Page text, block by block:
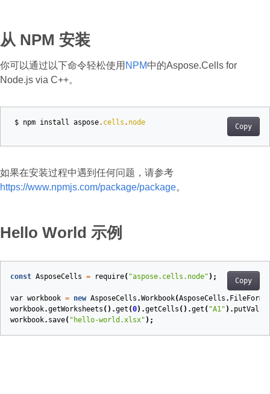
从 NPM 安装
你可以通过以下命令轻松使用 NPМ中的Aspose.Cells for
Node.js via C++。
Copy
$ npm install aspose. cells . node
如果在安装过程中遇到任何问题，请参考
https://www.npmjs.com/package/package。
Hello World 示例
Copy
const AsposeCells = require( "aspose.cells.node" );
var workbook = new AsposeCells .Workbook(AsposeCells .
workbook.getWorksheets ().get (0).getCells ().get ( "A1" ). putValue
workbook. save( "hello-world.xlsx" );